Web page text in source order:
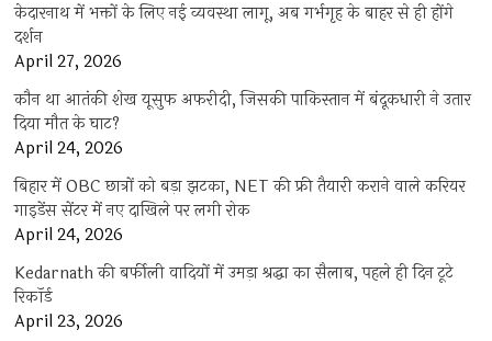
केदारनाथ में भक्तों के लिए नई व्यवस्था लागू, अब गर्भगृह के बाहर से ही होंगे
दर्शन
April 27, 2026
कौन था आतंकी शेख यूसुफ अफरीदी, जिसकी पाकिस्तान में बंदूकधारी ने उतार
दिया मौत के घाट?
April 24, 2026
बिहार में OBC छात्रों को बड़ा झटका, NET की फ्री तैयारी कराने वाले करियर
गाइडेंस सेंटर में नए दाखिले पर लगी रोक
April 24, 2026
Kedarnath की बर्फीली वादियों में उमड़ा श्रद्धा का सैलाब, पहले ही दिन टूटे
रिकॉर्ड
April 23, 2026